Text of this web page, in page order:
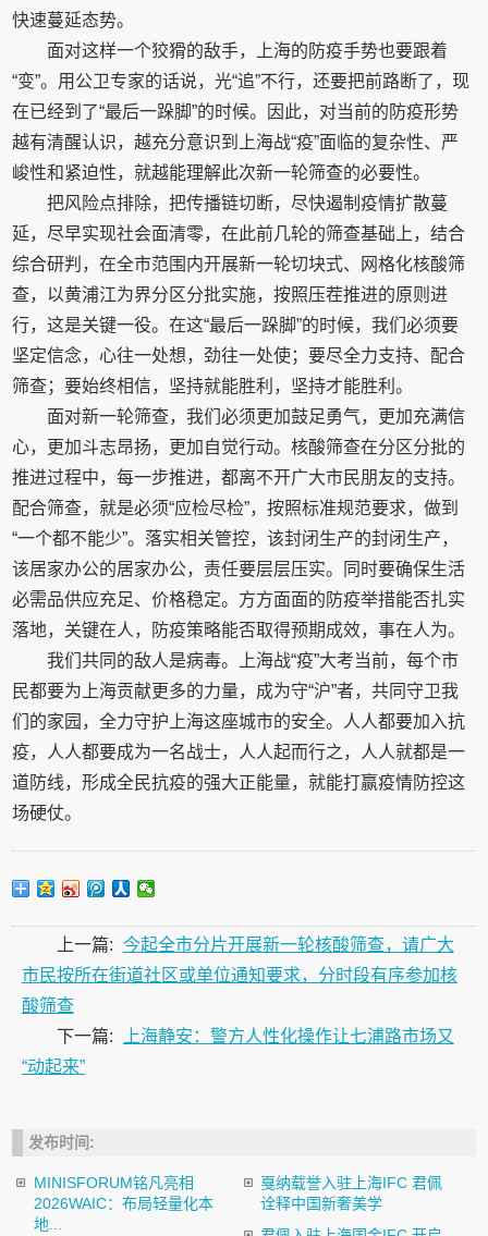
快速蔓延态势。
面对这样一个狡猾的敌手，上海的防疫手势也要跟着
“变”。用公卫专家的话说，光“追”不行，还要把前路断了，现
在已经到了“最后一跺脚”的时候。因此，对当前的防疫形势
越有清醒认识，越充分意识到上海战“疫”面临的复杂性、严
峻性和紧迫性，就越能理解此次新一轮筛查的必要性。
把风险点排除，把传播链切断，尽快遏制疫情扩散蔓
延，尽早实现社会面清零，在此前几轮的筛查基础上，结合
综合研判，在全市范围内开展新一轮切块式、网格化核酸筛
查，以黄浦江为界分区分批实施，按照压茬推进的原则进
行，这是关键一役。在这“最后一跺脚”的时候，我们必须要
坚定信念，心往一处想，劲往一处使；要尽全力支持、配合
筛查；要始终相信，坚持就能胜利，坚持才能胜利。
面对新一轮筛查，我们必须更加鼓足勇气，更加充满信
心，更加斗志昂扬，更加自觉行动。核酸筛查在分区分批的
推进过程中，每一步推进，都离不开广大市民朋友的支持。
配合筛查，就是必须“应检尽检”，按照标准规范要求，做到
“一个都不能少”。落实相关管控，该封闭生产的封闭生产，
该居家办公的居家办公，责任要层层压实。同时要确保生活
必需品供应充足、价格稳定。方方面面的防疫举措能否扎实
落地，关键在人，防疫策略能否取得预期成效，事在人为。
我们共同的敌人是病毒。上海战“疫”大考当前，每个市
民都要为上海贡献更多的力量，成为守“沪”者，共同守卫我
们的家园，全力守护上海这座城市的安全。人人都要加入抗
疫，人人都要成为一名战士，人人起而行之，人人就都是一
道防线，形成全民抗疫的强大正能量，就能打赢疫情防控这
场硬仗。
上一篇: 今起全市分片开展新一轮核酸筛查，请广大
市民按所在街道社区或单位通知要求，分时段有序参加核
酸筛查
下一篇:
上海静安：警方人性化操作让七浦路市场又
“动起来”
发布时间:
MINISFORUM铭凡亮相
2026WAIC：布局轻量化本
地...
戛纳载誉入驻上海IFC 君佩
诠释中国新奢美学